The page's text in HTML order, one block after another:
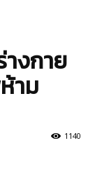
งกาย
าม
1140